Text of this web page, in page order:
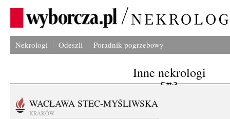
Nekrologi Odeszli Poradnik pogrzebowy
Inne nekrologi
WACŁAWA STEC-MYŚLIWSKA
KRAKÓW